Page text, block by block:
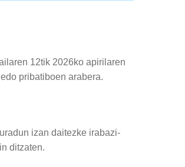
12tik 2026ko apirilaren
pribatiboen arabera.
izan daitezke irabazi-
ditzaten.